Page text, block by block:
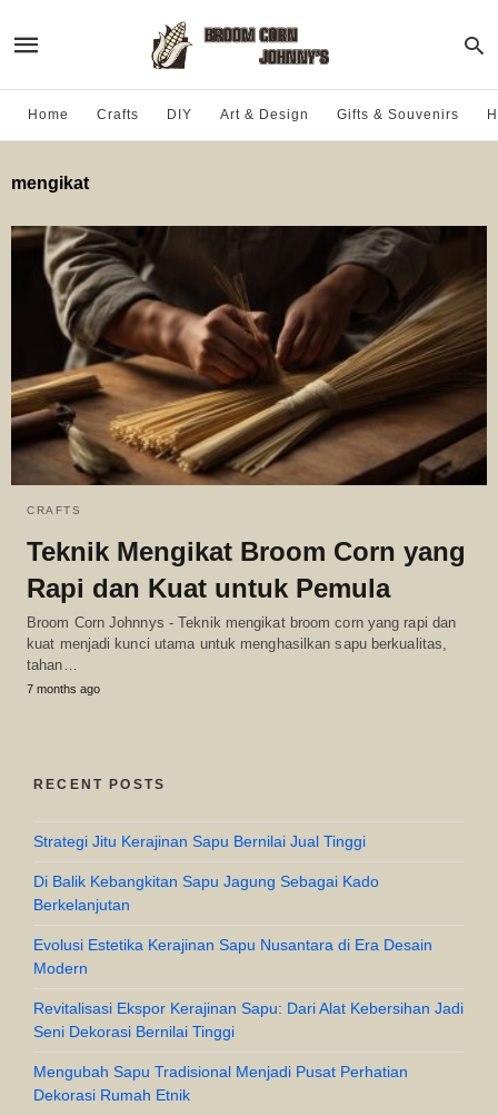
Home Crafts DIY Art & Design Gifts & Souvenirs
mengikat
CRAFTS
Teknik Mengikat Broom Corn yang
Rapi dan Kuat untuk Pemula
Broom Corn Johnnys - Teknik mengikat broom corn yang rapi dan
kuat menjadi kunci utama untuk menghasilkan sapu berkualitas,
tahan…
7 months ago
RECENT POSTS
Strategi Jitu Kerajinan Sapu Bernilai Jual Tinggi
Di Balik Kebangkitan Sapu Jagung Sebagai Kado
Berkelanjutan
Evolusi Estetika Kerajinan Sapu Nusantara di Era Desain
Modern
Revitalisasi Ekspor Kerajinan Sapu: Dari Alat Kebersihan Jadi
Seni Dekorasi Bernilai Tinggi
Mengubah Sapu Tradisional Menjadi Pusat Perhatian
Dekorasi Rumah Etnik